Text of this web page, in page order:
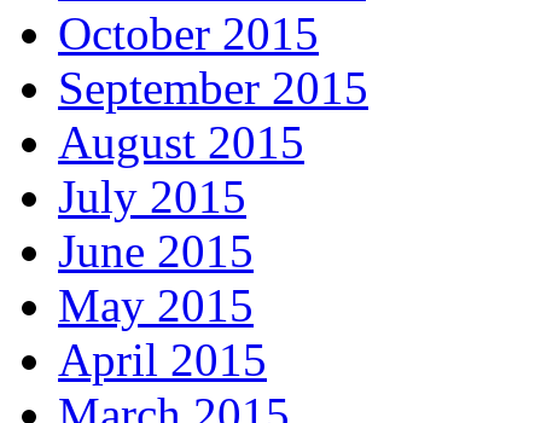
October 2015
September 2015
August 2015
July 2015
June 2015
May 2015
April 2015